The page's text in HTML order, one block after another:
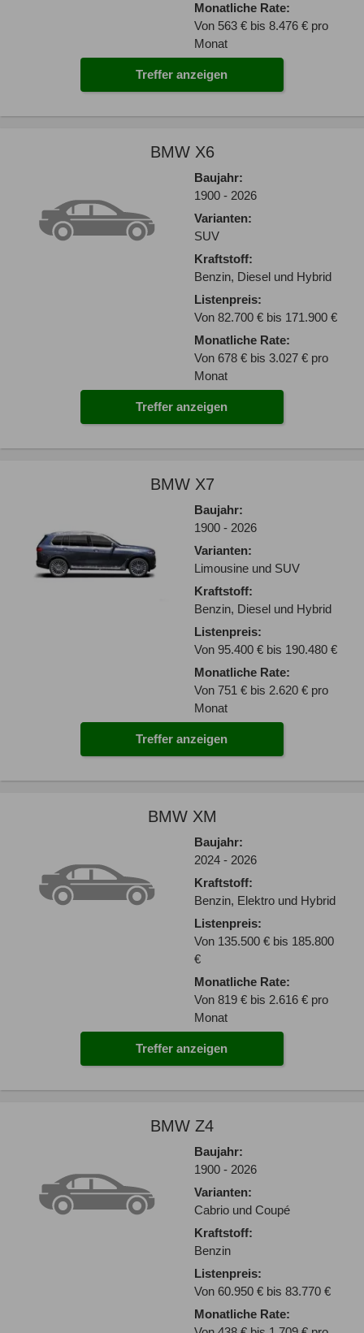
Monatliche Rate:
Von 563 € bis 8.476 € pro
Monat
Treffer anzeigen
BMW X6
Baujahr:
1900 - 2026
Varianten:
SUV
Kraftstoff:
Benzin, Diesel und Hybrid
Listenpreis:
Von 82.700 € bis 171.900 €
Monatliche Rate:
Von 678 € bis 3.027 € pro
Monat
Treffer anzeigen
BMW X7
Baujahr:
1900 - 2026
Varianten:
Limousine und SUV
Kraftstoff:
Benzin, Diesel und Hybrid
Listenpreis:
Von 95.400 € bis 190.480 €
Monatliche Rate:
Von 751 € bis 2.620 € pro
Monat
Treffer anzeigen
BMW XM
Baujahr:
2024 - 2026
Kraftstoff:
Benzin, Elektro und Hybrid
Listenpreis:
Von 135.500 € bis 185.800
€
Monatliche Rate:
Von 819 € bis 2.616 € pro
Monat
Treffer anzeigen
BMW Z4
Baujahr:
1900 - 2026
Varianten:
Cabrio und Coupé
Kraftstoff:
Benzin
Listenpreis:
Von 60.950 € bis 83.770 €
Monatliche Rate: